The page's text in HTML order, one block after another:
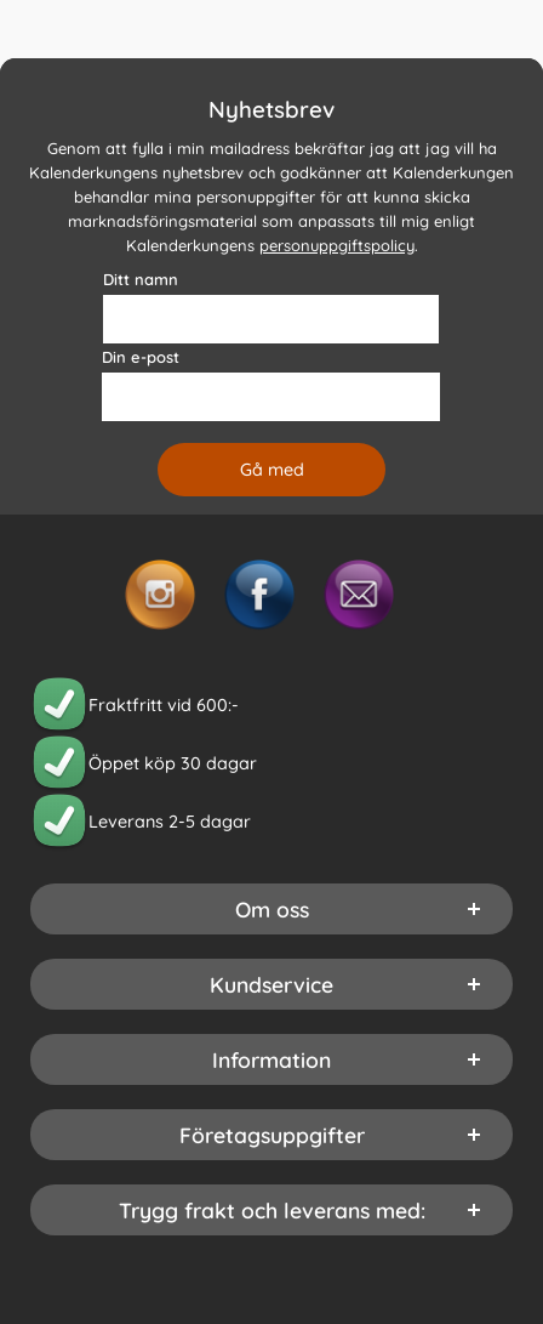
Nyhetsbrev
Genom att fylla i min mailadress bekräftar jag att jag vill ha
Kalenderkungens nyhetsbrev och godkänner att Kalenderkungen
behandlar mina personuppgifter för att kunna skicka
marknadsföringsmaterial som anpassats till mig enligt
Kalenderkungens personuppgiftspolicy.
Ditt namn
Din e-post
Fraktfritt vid 600:-
Öppet köp 30 dagar
Leverans 2-5 dagar
Om oss
Kundservice
Information
Företagsuppgifter
Trygg frakt och leverans med: